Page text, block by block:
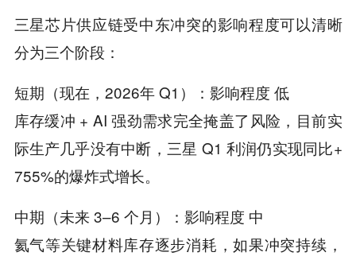
三星芯片供应链受中东冲突的影响程度可以清晰
分为三个阶段：
短期（现在，2026年 Q1）：影响程度 低
库存缓冲 + AI 强劲需求完全掩盖了风险，目前实
际生产几乎没有中断，三星 Q1 利润仍实现同比+
755%的爆炸式增长。
中期（未来 3–6 个月）：影响程度 中
氦气等关键材料库存逐步消耗，如果冲突持续，